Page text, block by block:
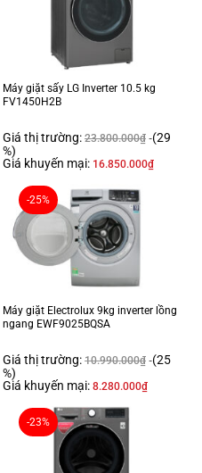
Máy giặt sấy LG Inverter 10.5 kg
FV1450H2B
Giá thị trường: 23.800.000₫ (29
%)
Giá khuyến mại: 16.850.000₫
-25%
Máy giặt Electrolux 9kg inverter lồng
ngang EWF9025BQSA
Giá thị trường: 10.990.000₫ (25
%)
Giá khuyến mại: 8.280.000₫
-23%